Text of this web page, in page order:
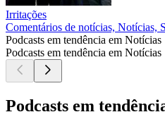
Irritações
Comentários de notícias, Notícias,
Podcasts em tendência em Notícias
Podcasts em tendência em Notícias
Podcasts em